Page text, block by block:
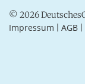
© 2026
Impressum AGB